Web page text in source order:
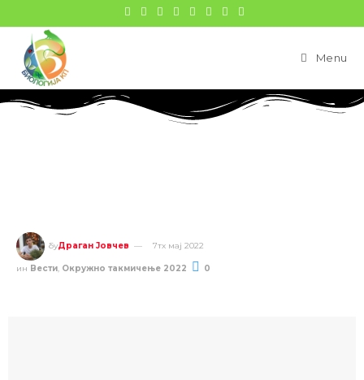
Menu
бyДраган Јовчев 7тх мај 2022
ин Вести, Окружно такмичење 2022 0